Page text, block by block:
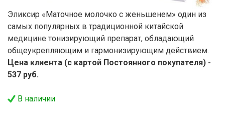
Эликсир «Маточное молочко с женьшенем» один из
самых популярных в традиционной китайской
медицине тонизирующий препарат, обладающий
общеукрепляющим и гармонизирующим действием.
Цена клиента (с картой Постоянного покупателя) -
537 руб.
В наличии